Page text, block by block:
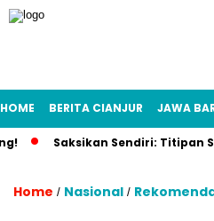
HOME BERITA CIANJUR JAWA
Saksikan Sendiri: Titipan Siswa
Home / Nasional /